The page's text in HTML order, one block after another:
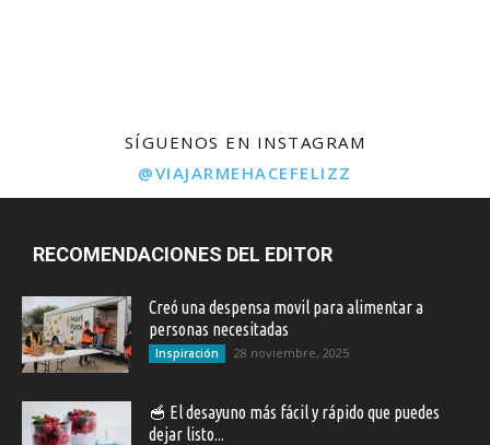
SÍGUENOS EN INSTAGRAM
@VIAJARMEHACEFELIZZ
RECOMENDACIONES DEL EDITOR
Creó una despensa movil para alimentar a
personas necesitadas
Inspiración 28 noviembre, 2025
🥣 El desayuno más fácil y rápido que puedes
dejar listo...